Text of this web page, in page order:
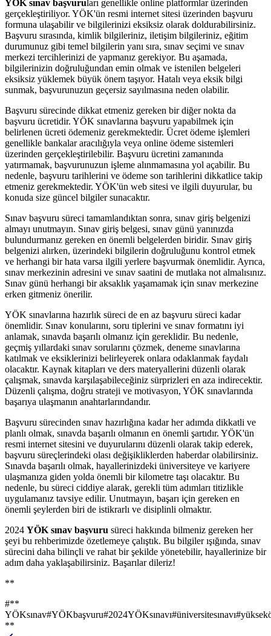
YÖK sınav başvuruları genellikle online platformlar üzerinden
gerçekleştiriliyor. YÖK'ün resmi internet sitesi üzerinden başvuru
formuna ulaşabilir ve bilgilerinizi eksiksiz olarak doldurabilirsiniz.
Başvuru sırasında, kimlik bilgileriniz, iletişim bilgileriniz, eğitim
durumunuz gibi temel bilgilerin yanı sıra, sınav seçimi ve sınav
merkezi tercihlerinizi de yapmanız gerekiyor. Bu aşamada,
bilgilerinizin doğruluğundan emin olmak ve istenilen belgeleri
eksiksiz yüklemek büyük önem taşıyor. Hatalı veya eksik bilgi
sunmak, başvurunuzun geçersiz sayılmasına neden olabilir.
Başvuru sürecinde dikkat etmeniz gereken bir diğer nokta da
başvuru ücretidir. YÖK sınavlarına başvuru yapabilmek için
belirlenen ücreti ödemeniz gerekmektedir. Ücret ödeme işlemleri
genellikle bankalar aracılığıyla veya online ödeme sistemleri
üzerinden gerçekleştirilebilir. Başvuru ücretini zamanında
yatırmamak, başvurunuzun işleme alınmamasına yol açabilir. Bu
nedenle, başvuru tarihlerini ve ödeme son tarihlerini dikkatlice takip
etmeniz gerekmektedir. YÖK'ün web sitesi ve ilgili duyurular, bu
konuda size güncel bilgiler sunacaktır.
Sınav başvuru süreci tamamlandıktan sonra, sınav giriş belgenizi
almayı unutmayın. Sınav giriş belgesi, sınav günü yanınızda
bulundurmanız gereken en önemli belgelerden biridir. Sınav giriş
belgenizi alırken, üzerindeki bilgilerin doğruluğunu kontrol etmek
ve herhangi bir hata varsa ilgili yerlere başvurmak önemlidir. Ayrıca,
sınav merkezinin adresini ve sınav saatini de mutlaka not almalısınız.
Sınav günü herhangi bir aksaklık yaşamamak için sınav merkezine
erken gitmeniz önerilir.
YÖK sınavlarına hazırlık süreci de en az başvuru süreci kadar
önemlidir. Sınav konularını, soru tiplerini ve sınav formatını iyi
anlamak, sınavda başarılı olmanız için gereklidir. Bu nedenle,
geçmiş yıllardaki sınav sorularını çözmek, deneme sınavlarına
katılmak ve eksiklerinizi belirleyerek onlara odaklanmak faydalı
olacaktır. Kaynak kitapları ve ders materyallerini düzenli olarak
çalışmak, sınavda karşılaşabileceğiniz sürprizleri en aza indirecektir.
Düzenli çalışma, doğru strateji ve motivasyon, YÖK sınavlarında
başarıya ulaşmanın anahtarlarındandır.
Başvuru sürecinden sınav hazırlığına kadar her adımda dikkatli ve
planlı olmak, sınavda başarılı olmanın en önemli şartıdır. YÖK'ün
resmi internet sitesini ve duyurularını düzenli olarak takip ederek,
başvuru süreçlerindeki olası değişikliklerden haberdar olabilirsiniz.
Sınavda başarılı olmak, hayallerinizdeki üniversiteye ve kariyere
ulaşmanıza giden yolda önemli bir kilometre taşı olacaktır. Bu
nedenle, bu süreci ciddiye alarak, gerekli tüm adımları titizlikle
uygulamanız tavsiye edilir. Unutmayın, başarı için gereken en
önemli şeylerden biri de istikrarlı ve disiplinli olmaktır.
2024 YÖK sınav başvuru süreci hakkında bilmeniz gereken her
şeyi bu rehberimizde özetlemeye çalıştık. Bu bilgiler ışığında, sınav
sürecini daha bilinçli ve rahat bir şekilde yönetebilir, hayallerinize bir
adım daha yaklaşabilirsiniz. Başarılar dileriz!
**
#**
YÖKsınav#YÖKbaşvuru#2024YÖKsınavı#üniversitesınavı#
**